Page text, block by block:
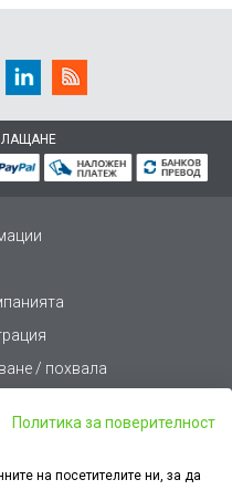
/ похвала
Политика за поверителност
на посетителите ни, за да